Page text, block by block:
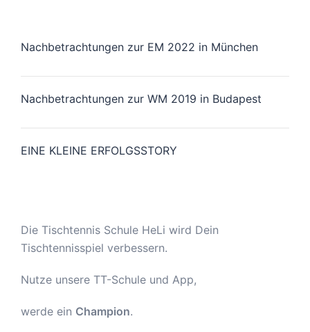
Nachbetrachtungen zur EM 2022 in München
Nachbetrachtungen zur WM 2019 in Budapest
EINE KLEINE ERFOLGSSTORY
Die Tischtennis Schule HeLi wird Dein
Tischtennisspiel verbessern.
Nutze unsere TT-Schule und App,
werde ein Champion.